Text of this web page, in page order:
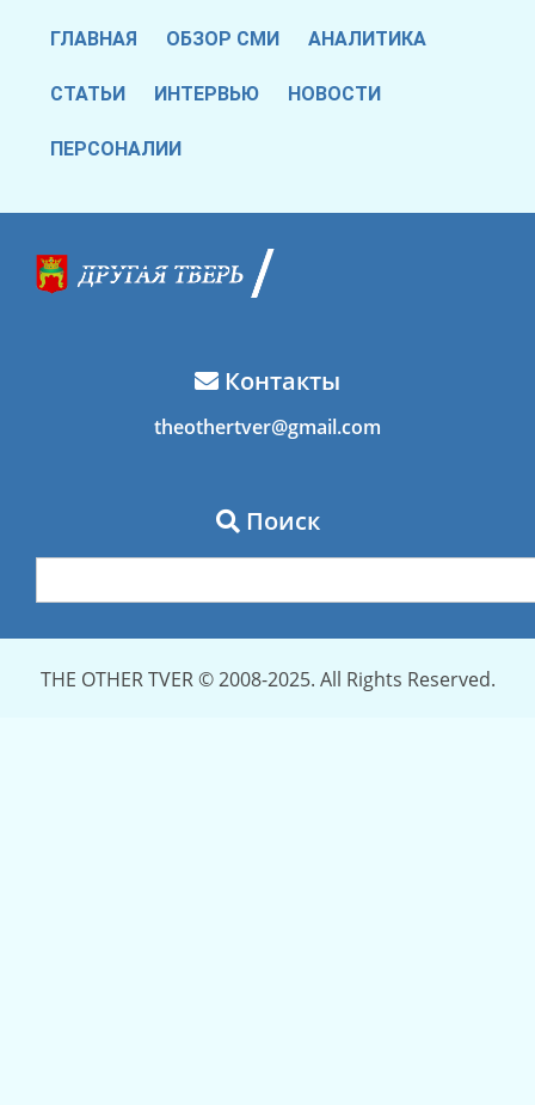
ГЛАВНАЯ ОБЗОР СМИ АНАЛИТИКА
СТАТЬИ ИНТЕРВЬЮ НОВОСТИ
ПЕРСОНАЛИИ
Контакты
theothertver@gmail.com
Поиск
THE OTHER TVER © 2008-2025. All Rights Reserved.